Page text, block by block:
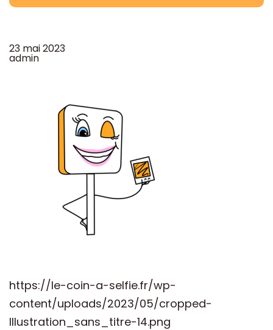
23 mai 2023
admin
https://le-coin-a-selfie.fr/wp-
content/uploads/2023/05/cropped-
Illustration_sans_titre-14.png